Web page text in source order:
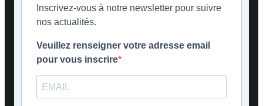
Inscrivez-vous à notre newsletter pour suivre
nos actualités.
Veuillez renseigner votre adresse email
pour vous inscrire